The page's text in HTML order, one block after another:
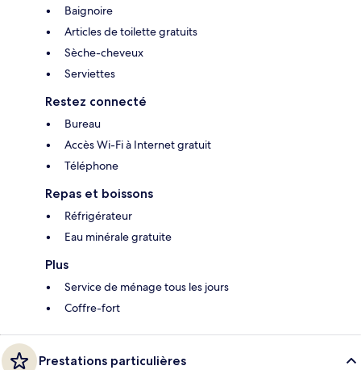
Baignoire
Articles de toilette gratuits
Sèche-cheveux
Serviettes
Restez connecté
Bureau
Accès Wi-Fi à Internet gratuit
Téléphone
Repas et boissons
Réfrigérateur
Eau minérale gratuite
Plus
Service de ménage tous les jours
Coffre-fort
Prestations particulières